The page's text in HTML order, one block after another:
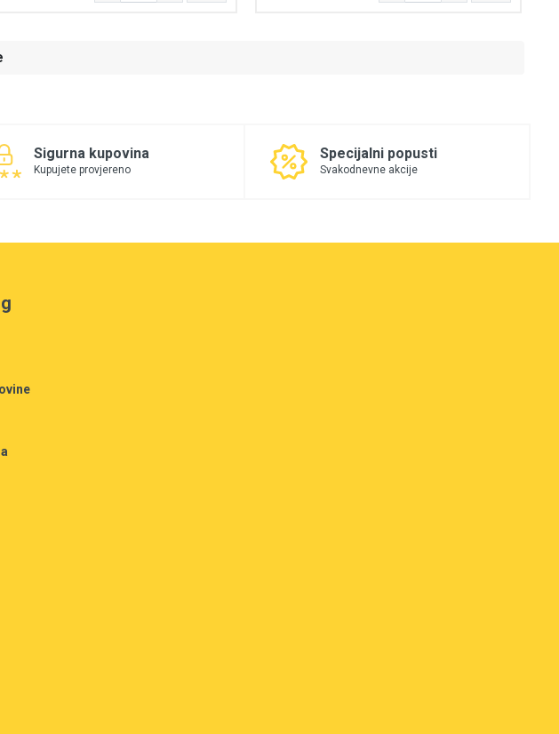
Sigurna kupovina
Kupujete provjereno
Specijalni popusti
Svakodnevne akcije